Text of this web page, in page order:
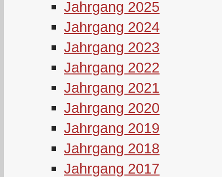
Jahrgang 2025
Jahrgang 2024
Jahrgang 2023
Jahrgang 2022
Jahrgang 2021
Jahrgang 2020
Jahrgang 2019
Jahrgang 2018
Jahrgang 2017